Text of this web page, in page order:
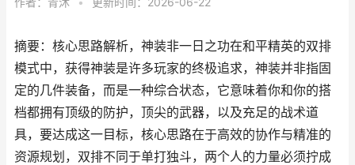
摘要：核心思路解析，神装非一日之功在和平精英的双排
模式中，获得神装是许多玩家的终极追求，神装并非指固
定的几件装备，而是一种综合状态，它意味着你和你的搭
档都拥有顶级的防护，顶尖的武器，以及充足的战术道
具，要达成这一目标，核心思路在于高效的协作与精准的
资源规划，双排不同于单打独斗，两个人的力量必须拧成